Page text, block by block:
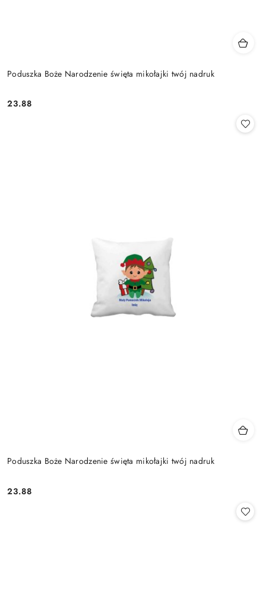
Poduszka Boże Narodzenie święta mikołajki twój nadruk
Cena:
23.88
Poduszka Boże Narodzenie święta mikołajki twój nadruk
Cena:
23.88